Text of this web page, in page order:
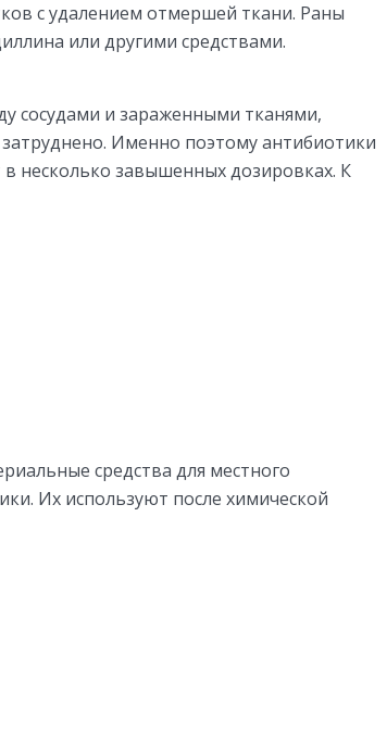
с удалением отмершей ткани. Раны
или другими средствами.
сосудами и зараженными тканями,
Именно поэтому антибиотики
несколько завышенных дозировках. К
средства для местного
Их используют после химической